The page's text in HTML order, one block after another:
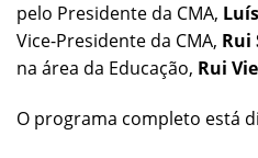
pelo Presidente da CMA,
Vice-Presidente da CMA, Rui
na área da Educação, Rui
O programa completo está